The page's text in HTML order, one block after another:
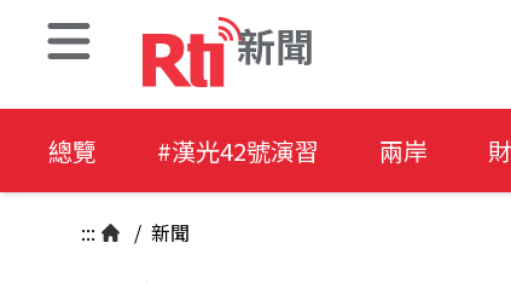
新聞
總覽 #漢光42號演習 兩岸
::: / 新聞